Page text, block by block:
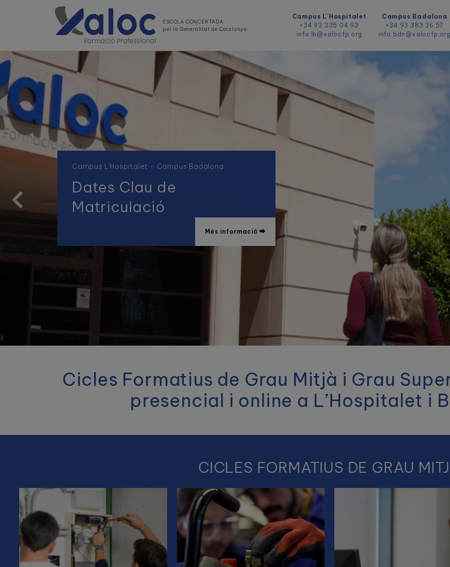
ESCOLA CONCERTADA
per la Generalitat de Catalunya
Campus L'Hospitalet
+34 93 335 04 93
info.lh@xalocfp.org
Campus Badalona
+34 93 383 36 57
info.bdn@xalocfp.org
Campus L'Hospitalet - Campus Badalona
Dates Clau de
Matriculació
Més informació ⮕
Cicles Formatius de Grau Mitjà i Grau
presencial i online a L’Hospitalet i
CICLES FORMATIUS DE GRAU